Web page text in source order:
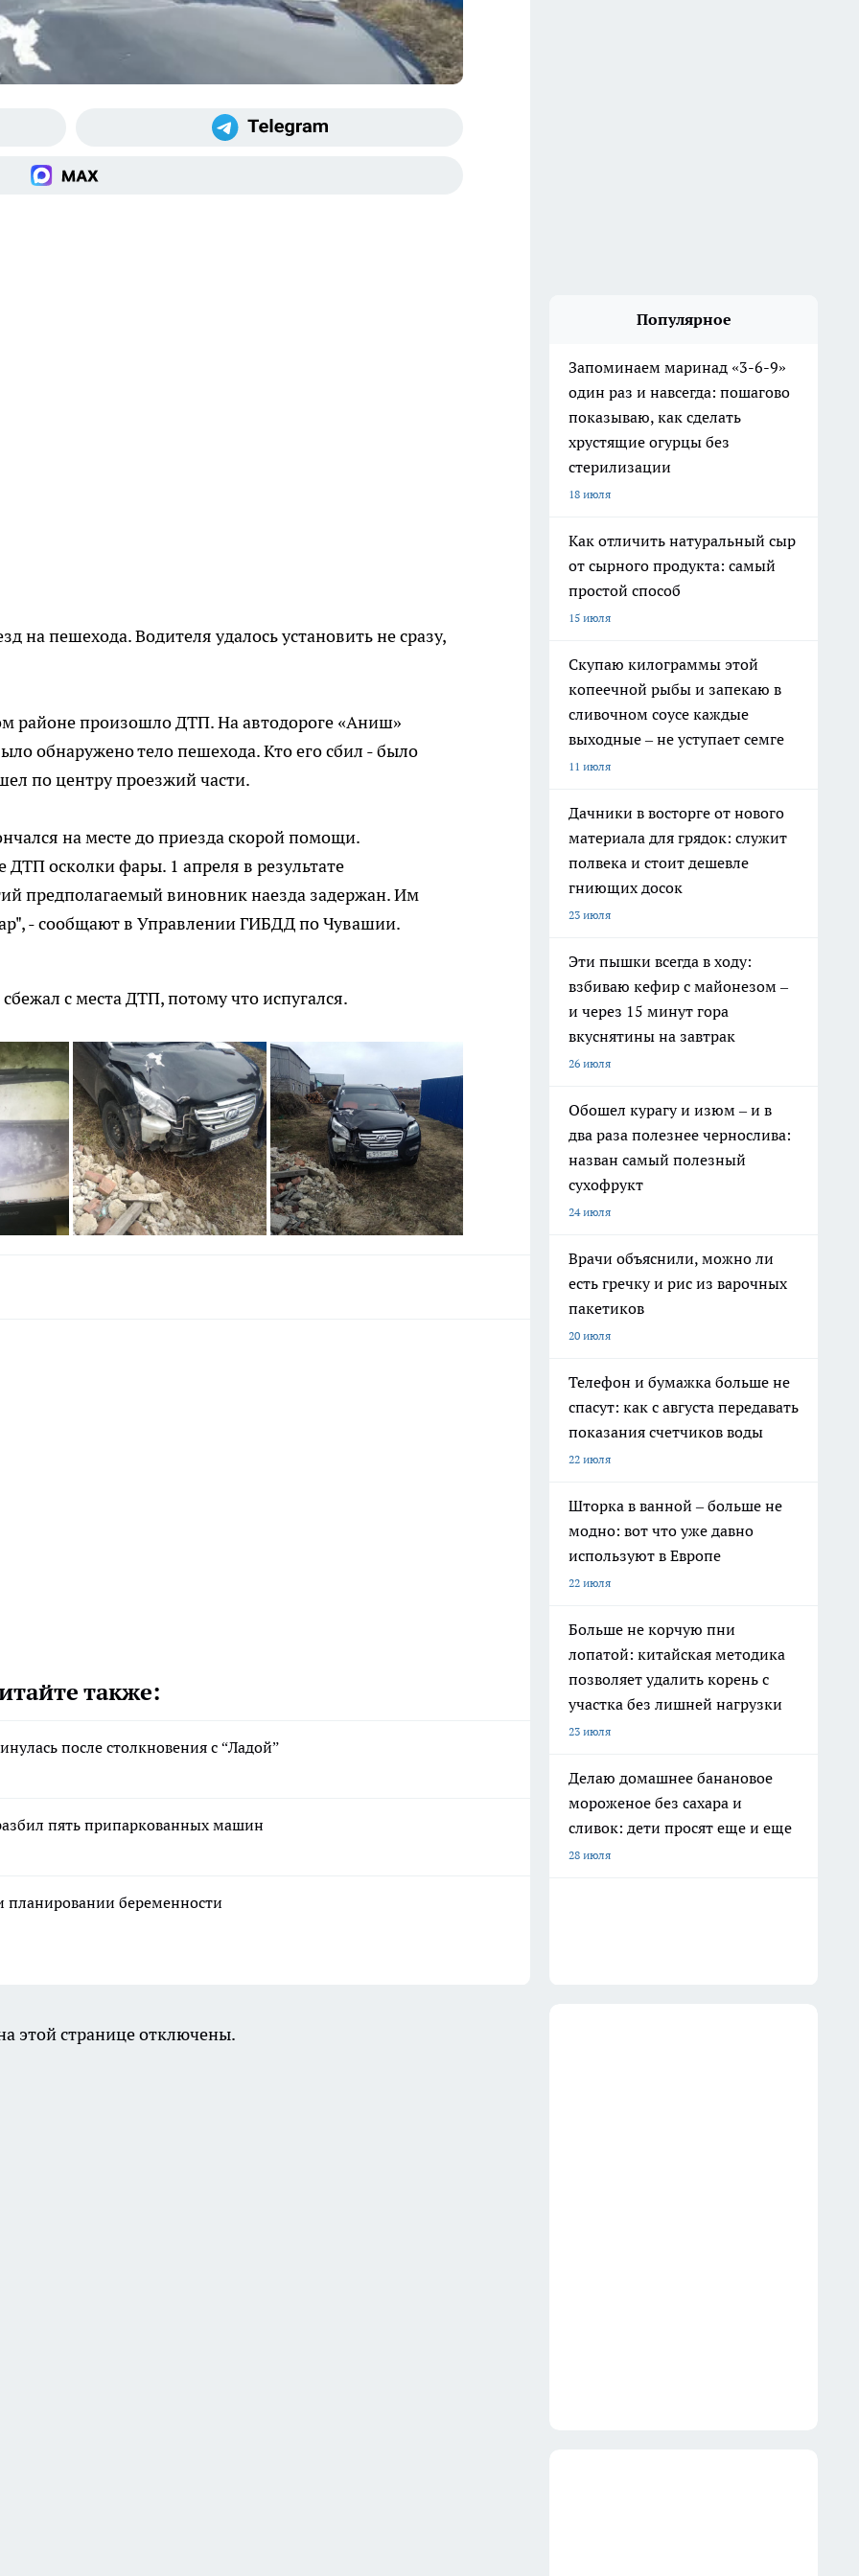
на пешехода. Водителя удалось установить не сразу,
районе произошло ДТП. На автодороге «Аниш»
обнаружено тело пешехода. Кто его сбил - было
по центру проезжий части.
на месте до приезда скорой помощи.
ДТП осколки фары. 1 апреля в результате
предполагаемый виновник наезда задержан. Им
- сообщают в Управлении ГИБДД по Чувашии.
с места ДТП, потому что испугался.
также:
после столкновения с “Ладой”
пять припаркованных машин
беременности
Популярное
Запоминаем маринад «3-6-9»
один раз и навсегда: пошагово
показываю, как сделать
хрустящие огурцы без
стерилизации
18 июля
Как отличить натуральный сыр
от сырного продукта: самый
простой способ
15 июля
Скупаю килограммы этой
копеечной рыбы и запекаю в
сливочном соусе каждые
выходные – не уступает семге
11 июля
Дачники в восторге от нового
материала для грядок: служит
полвека и стоит дешевле
гниющих досок
23 июля
Эти пышки всегда в ходу:
взбиваю кефир с майонезом –
и через 15 минут гора
вкуснятины на завтрак
26 июля
Обошел курагу и изюм – и в
два раза полезнее чернослива:
назван самый полезный
сухофрукт
24 июля
Врачи объяснили, можно ли
есть гречку и рис из варочных
пакетиков
20 июля
Телефон и бумажка больше не
спасут: как с августа передавать
показания счетчиков воды
22 июля
Шторка в ванной – больше не
модно: вот что уже давно
используют в Европе
22 июля
Больше не корчую пни
лопатой: китайская методика
позволяет удалить корень с
участка без лишней нагрузки
23 июля
Делаю домашнее банановое
мороженое без сахара и
сливок: дети просят еще и еще
28 июля
этой странице отключены.